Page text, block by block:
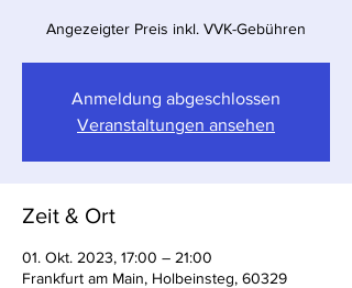
Angezeigter Preis inkl. VVK-Gebühren
Anmeldung abgeschlossen
Veranstaltungen ansehen
Zeit & Ort
01. Okt. 2023, 17:00 – 21:00
Frankfurt am Main, Holbeinsteg, 60329